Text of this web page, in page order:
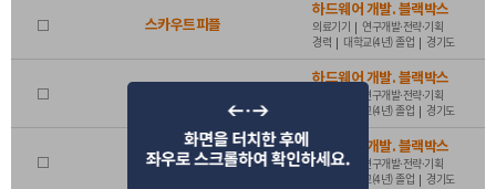
바이오헬스넷 고용24 사람인
스카우트피플
하드웨어 개발. 블랙박스
의료기기
연구개발·전략·기획
경력
대학교(4년) 졸업 경기도
하드웨어 개발. 블랙박스
연구개발·전략·기획
대학교(4년) 졸업 경기도
스카우트피플
하드웨어 개발. 블랙박스
의료기기
연구개발·전략·기획
대학교(4년) 졸업 경기도